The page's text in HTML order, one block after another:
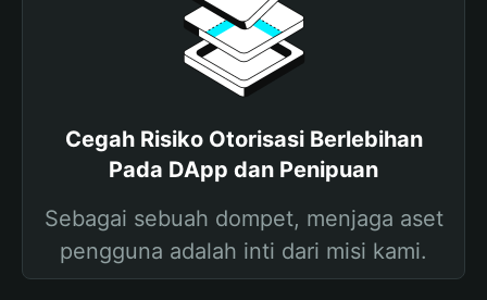
Cegah Risiko Otorisasi Berlebihan
Pada DApp dan Penipuan
Sebagai sebuah dompet, menjaga aset
pengguna adalah inti dari misi kami.